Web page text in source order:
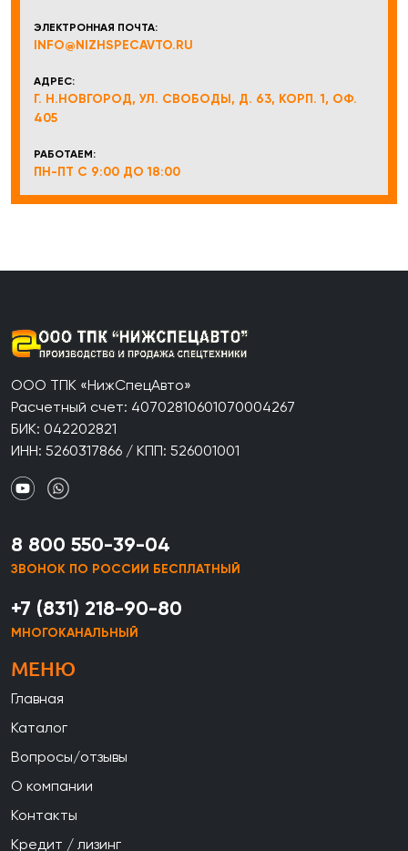
ЭЛЕКТРОННАЯ ПОЧТА:
INFO@NIZHSPECAVTO.RU
АДРЕС:
Г. Н.НОВГОРОД, УЛ. СВОБОДЫ, Д. 63, КОРП. 1, ОФ.
405
РАБОТАЕМ:
ПН-ПТ С 9:00 ДО 18:00
ООО ТПК «НижСпецАвто»
Расчетный счет: 40702810601070004267
БИК: 042202821
ИНН: 5260317866 / КПП: 526001001
8 800 550-39-04
ЗВОНОК ПО РОССИИ БЕСПЛАТНЫЙ
+7 (831) 218-90-80
МНОГОКАНАЛЬНЫЙ
МЕНЮ
Главная
Каталог
Вопросы/отзывы
О компании
Контакты
Кредит / лизинг